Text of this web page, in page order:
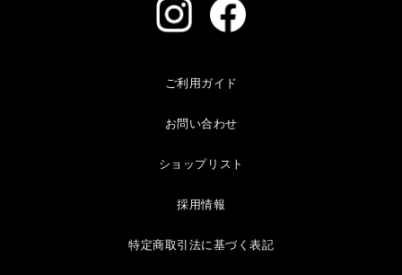
ご利用ガイド
お問い合わせ
ショップリスト
採用情報
特定商取引法に基づく表記